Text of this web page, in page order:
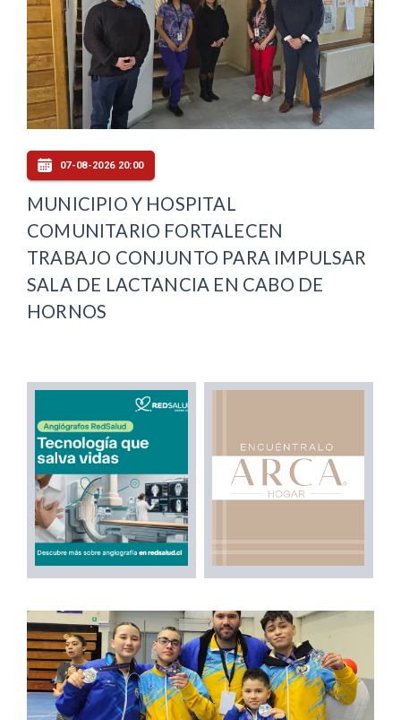
07-08-2026 20:00
MUNICIPIO Y HOSPITAL
COMUNITARIO FORTALECEN
TRABAJO CONJUNTO PARA IMPULSAR
SALA DE LACTANCIA EN CABO DE
HORNOS